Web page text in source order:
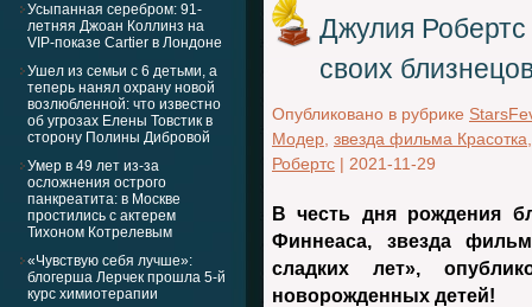
Усыпанная серебром: 91-
летняя Джоан Коллинз на
VIP-показе Cartier в Лондоне
Ушел из семьи с 6 детьми, а
теперь нанял охрану новой
возлюбленной: что известно
об угрозах Елены Товстик в
сторону Полины Дибровой
Умер в 49 лет из-за
осложнения острого
панкреатита: в Москве
простились с актерем
Тихоном Котрелевым
«Чувствую себя лучше»:
блогерша Лерчек прошла 5-й
курс химиотерапии
Джулия Робертс
своих
Опубликовано в рубрике
Модер звезда фильма Красотка
Робертс | 2021-11-29
В честь дня рождения
Финнеаса, звезда
сладких лет»,
новорожденных детей!